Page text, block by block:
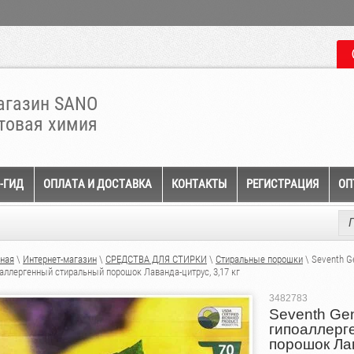
SANO
химия
ГИД ОПЛАТА И ДОСТАВКА КОНТАКТЫ РЕГИСТРАЦИЯ
\ Интернет-магазин \ СРЕДСТВА ДЛЯ СТИРКИ \ Стиральные порошки \ Seventh
стиральный порошок Лаванда-цитрус, 3,17 кг
3482783
Seventh
порошок